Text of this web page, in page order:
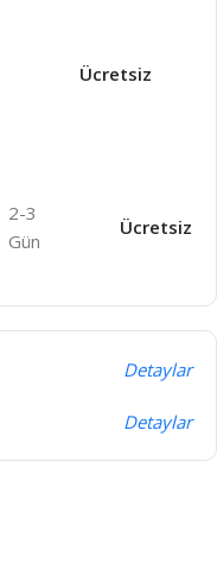
Ücretsiz
2-3
Gün
Ücretsiz
Detaylar
Detaylar